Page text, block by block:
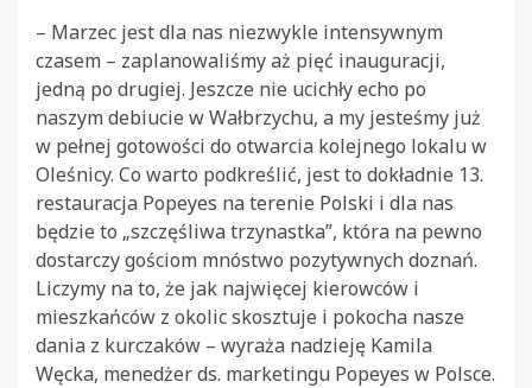
– Marzec jest dla nas niezwykle intensywnym
czasem – zaplanowaliśmy aż pięć inauguracji,
jedną po drugiej. Jeszcze nie ucichły echo po
naszym debiucie w Wałbrzychu, a my jesteśmy już
w pełnej gotowości do otwarcia kolejnego lokalu w
Oleśnicy. Co warto podkreślić, jest to dokładnie 13.
restauracja Popeyes na terenie Polski i dla nas
będzie to „szczęśliwa trzynastka”, która na pewno
dostarczy gościom mnóstwo pozytywnych doznań.
Liczymy na to, że jak najwięcej kierowców i
mieszkańców z okolic skosztuje i pokocha nasze
dania z kurczaków – wyraża nadzieję Kamila
Węcka, menedżer ds. marketingu Popeyes w Polsce.